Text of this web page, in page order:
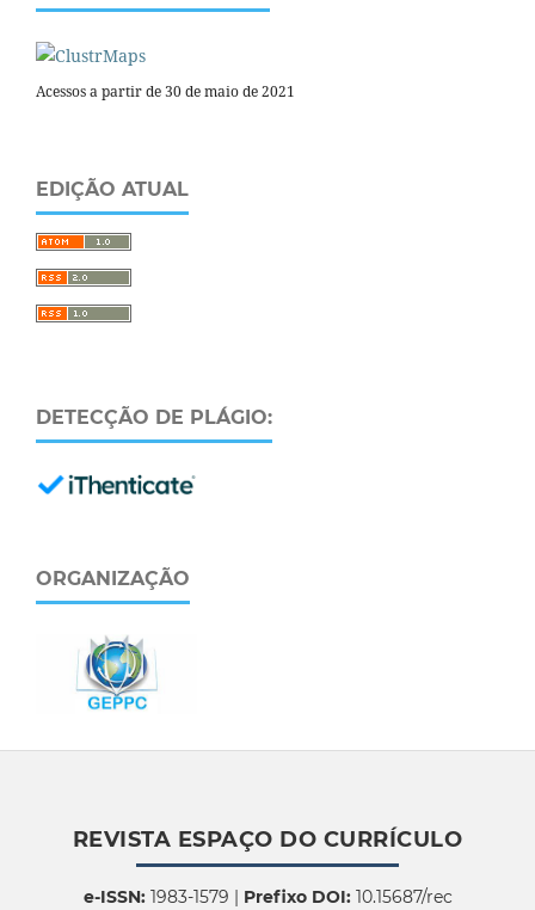
Acessos a partir de 30 de maio de 2021
EDIÇÃO ATUAL
DETECÇÃO DE PLÁGIO:
ORGANIZAÇÃO
REVISTA ESPAÇO DO CURRÍCULO
e-ISSN:1983-1579 | Prefixo DOI:10.15687/rec